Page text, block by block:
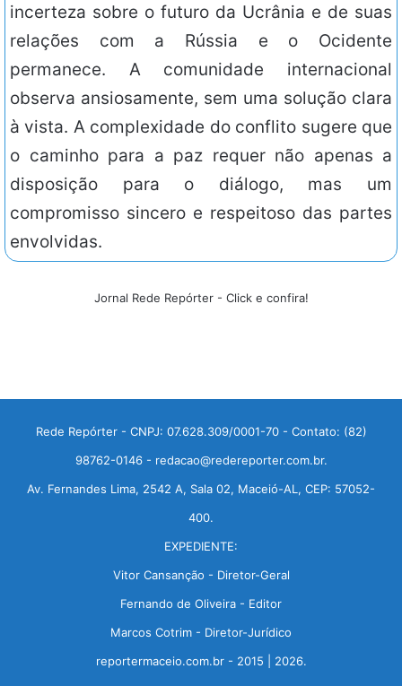
incerteza sobre o futuro da Ucrânia e de suas
relações com a Rússia e o Ocidente
permanece. A comunidade internacional
observa ansiosamente, sem uma solução clara
à vista. A complexidade do conflito sugere que
o caminho para a paz requer não apenas a
disposição para o diálogo, mas um
compromisso sincero e respeitoso das partes
envolvidas.
Jornal Rede Repórter - Click e confira!
Rede Repórter - CNPJ: 07.628.309/0001-70 - Contato: (82)
98762-0146 - redacao@redereporter.com.br.
Av. Fernandes Lima, 2542 A, Sala 02, Maceió-AL, CEP: 57052-
400.
EXPEDIENTE:
Vitor Cansanção - Diretor-Geral
Fernando de Oliveira - Editor
Marcos Cotrim - Diretor-Jurídico
reportermaceio.com.br - 2015 | 2026.